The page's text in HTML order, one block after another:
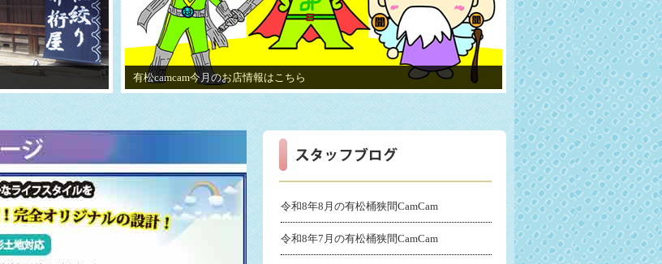
有松camcam今月のお店情報はこちら
令和8年8月の有松桶狭間CamCam
令和8年7月の有松桶狭間CamCam